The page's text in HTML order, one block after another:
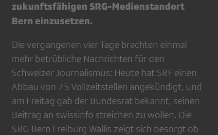
zukunftsfähigen SRG-Medienstandort
Bern einzusetzen.
Die vergangenen vier Tage brachten einmal
mehr betrübliche Nachrichten für den
Schweizer Journalismus: Heute hat SRF einen
Abbau von 75 Vollzeitstellen angekündigt, und
am Freitag gab der Bundesrat bekannt, seinen
Beitrag an swissinfo streichen zu wollen. Die
SRG Bern Freiburg Wallis zeigt sich besorgt ob